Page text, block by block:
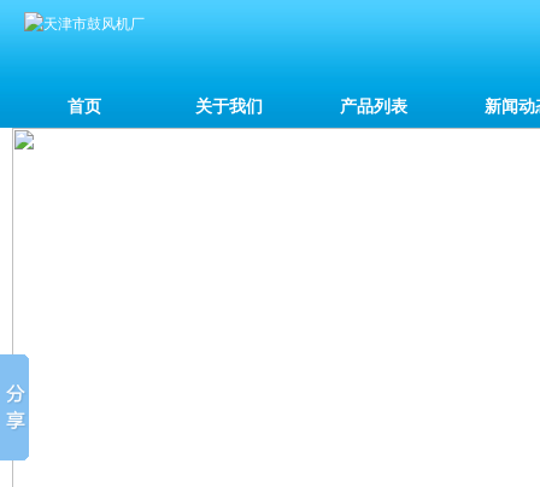
首页 关于我们 产品列表 新闻动